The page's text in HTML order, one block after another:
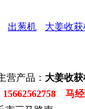
出葱机 大姜收获
产品： 大姜收
马